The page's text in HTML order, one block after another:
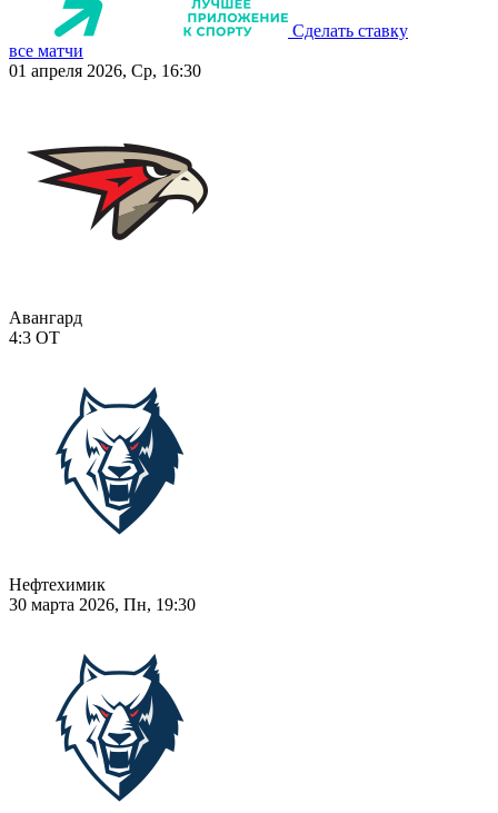
Сделать ставку
все матчи
01 апреля 2026, Ср, 16:30
Авангард
4:3 ОТ
Нефтехимик
30 марта 2026, Пн, 19:30